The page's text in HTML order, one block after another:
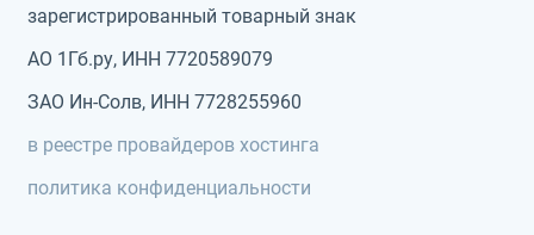
зарегистрированный товарный знак
АО 1Гб.ру, ИНН 7720589079
ЗАО Ин-Солв, ИНН 7728255960
в реестре провайдеров хостинга
политика конфиденциальности